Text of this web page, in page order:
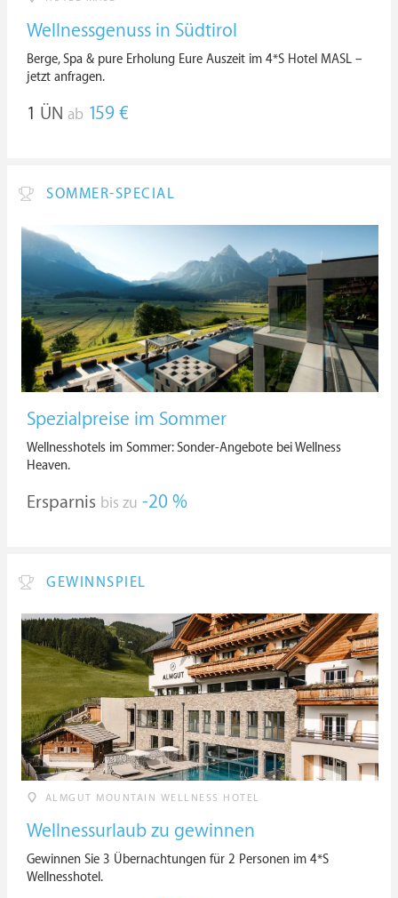
Wellnessgenuss in Südtirol
Berge, Spa & pure Erholung Eure Auszeit im 4*S Hotel MASL –
jetzt anfragen.
1 ÜN ab 159 €
SOMMER-SPECIAL
Spezialpreise im Sommer
Wellnesshotels im Sommer: Sonder-Angebote bei Wellness
Heaven.
Ersparnis bis zu -20 %
GEWINNSPIEL
ALMGUT MOUNTAIN WELLNESS HOTEL
Wellnessurlaub zu gewinnen
Gewinnen Sie 3 Übernachtungen für 2 Personen im 4*S
Wellnesshotel.